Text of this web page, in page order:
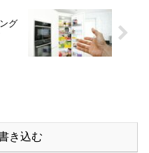
グ
き込む